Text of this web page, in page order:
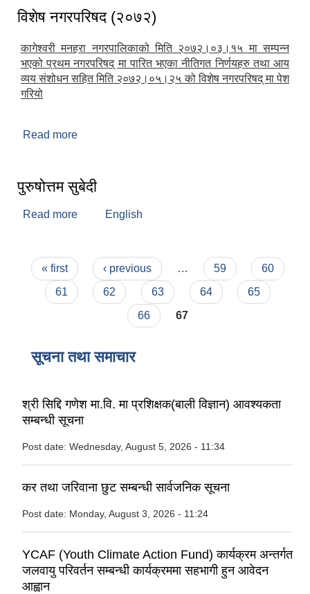
विशेष नगरपरिषद (२०७२)
कागेश्वरी मनहरा नगरपालिकाको मिति २०७२।०३।१५ मा सम्पन्न
भएको प्रथम नगरपरिषद् मा पारित भएका नीतिगत निर्णयहरु तथा आय
व्यय संशोधन सहित मिति २०७२।०५।२५ को विशेष नगरपरिषद् मा पेश
गरियो
Read more
पुरुषोत्तम सुबेदी
Read more about पुरुषोत्तम सुबेदी
English
Pages
« first ‹ previous … 59
60
61
62 63 64
65
66
67
सूचना तथा समाचार
श्री सिद्दि गणेश मा.वि. मा प्रशिक्षक(बाली विज्ञान) आवश्यकता
सम्बन्धी सूचना
Post date: Wednesday, August 5, 2026 - 11:34
कर तथा जरिवाना छुट सम्बन्धी सार्वजनिक सूचना
Post date: Monday, August 3, 2026 - 11:24
YCAF (Youth Climate Action Fund) कार्यक्रम अन्तर्गत
जलवायु परिवर्तन सम्बन्धी कार्यक्रममा सहभागी हुन आवेदन
आह्वान